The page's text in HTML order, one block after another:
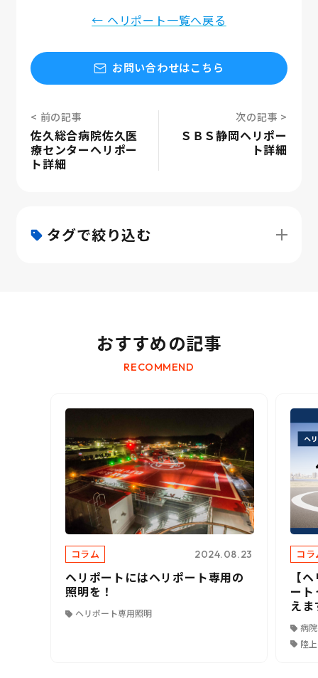
← ヘリポート一覧へ戻る
お問い合わせはこちら
佐久総合病院佐久医
療センターヘリポー
ト詳細
ＳＢＳ静岡ヘリポー
ト詳細
タグで絞り込む
おすすめの記事
RECOMMEND
コラム 2024.08.23
ヘリポートにはヘリポート専用の
照明を！
ヘリポート専用照明
コ
【
ー
えま
病
陸